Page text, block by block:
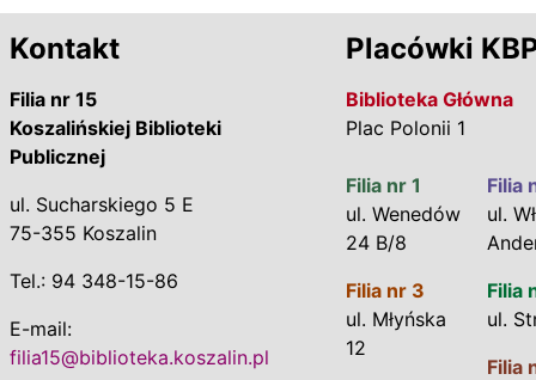
Kontakt
Filia nr 15
Koszalińskiej Biblioteki
Publicznej
ul. Sucharskiego 5 E
75-355 Koszalin
Tel.: 94 348-15-86
E-mail:
filia15@biblioteka.koszalin.pl
Placówki
Biblioteka Główna
Plac Polonii 1
Filia nr 1
ul. Wenedów
24 B/8
Filia nr 3
ul. Młyńska
12
Filia
ul.
Filia
ul.
Filia